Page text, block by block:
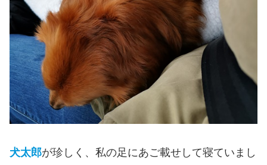
犬太郎が珍しく、私の足にあご載せして寝ていまし